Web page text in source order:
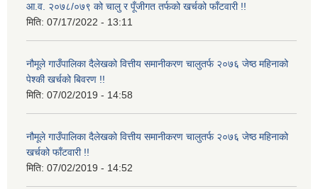
आ.व. २०७८/०७९ को चालु र पूँजीगत तर्फको खर्चको फाँटवारी !!
मिति: 07/17/2022 - 13:11
नौमूले गाउँपालिका दैलेखको वित्तीय समानीकरण चालुतर्फ २०७६ जेष्ठ महिनाको
पेश्की खर्चको बिवरण !!
मिति: 07/02/2019 - 14:58
नौमूले गाउँपालिका दैलेखको वित्तीय समानीकरण चालुतर्फ २०७६ जेष्ठ महिनाको
खर्चको फाँटवारी !!
मिति: 07/02/2019 - 14:52